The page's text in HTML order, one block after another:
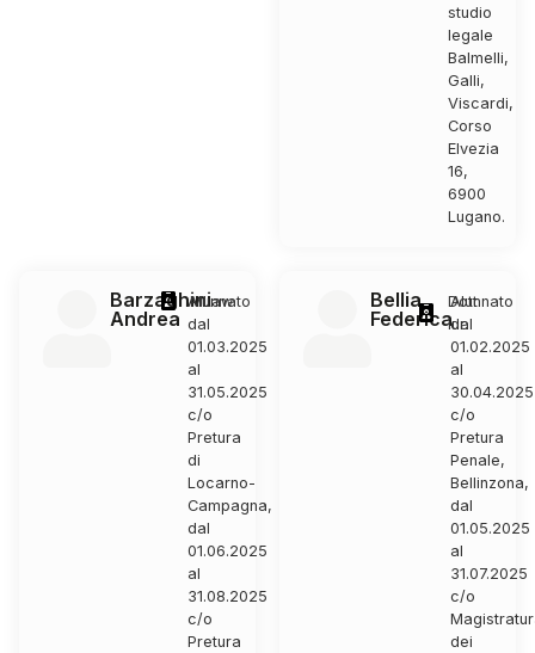
studio
legale
Balmelli,
Galli,
Viscardi,
Corso
Elvezia
16,
6900
Lugano.
Barzaghini
Andrea
MLaw
Alunnato
dal
01.03.2025
al
31.05.2025
c/o
Pretura
di
Locarno-
Campagna,
dal
01.06.2025
al
31.08.2025
c/o
Pretura
Bellia
Federica
Dott.
iur.
Alunnato
dal
01.02.2025
al
30.04.2025
c/o
Pretura
Penale,
Bellinzona,
dal
01.05.2025
al
31.07.2025
c/o
dei